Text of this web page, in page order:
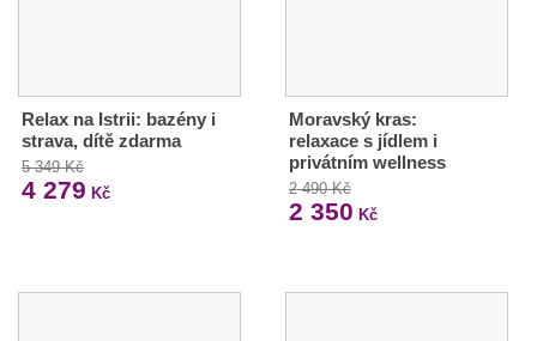
Relax na Istrii: bazény i
strava, dítě zdarma
5 349 Kč
4 279 Kč
Moravský kras:
relaxace s jídlem i
privátním wellness
2 490 Kč
2 350 Kč